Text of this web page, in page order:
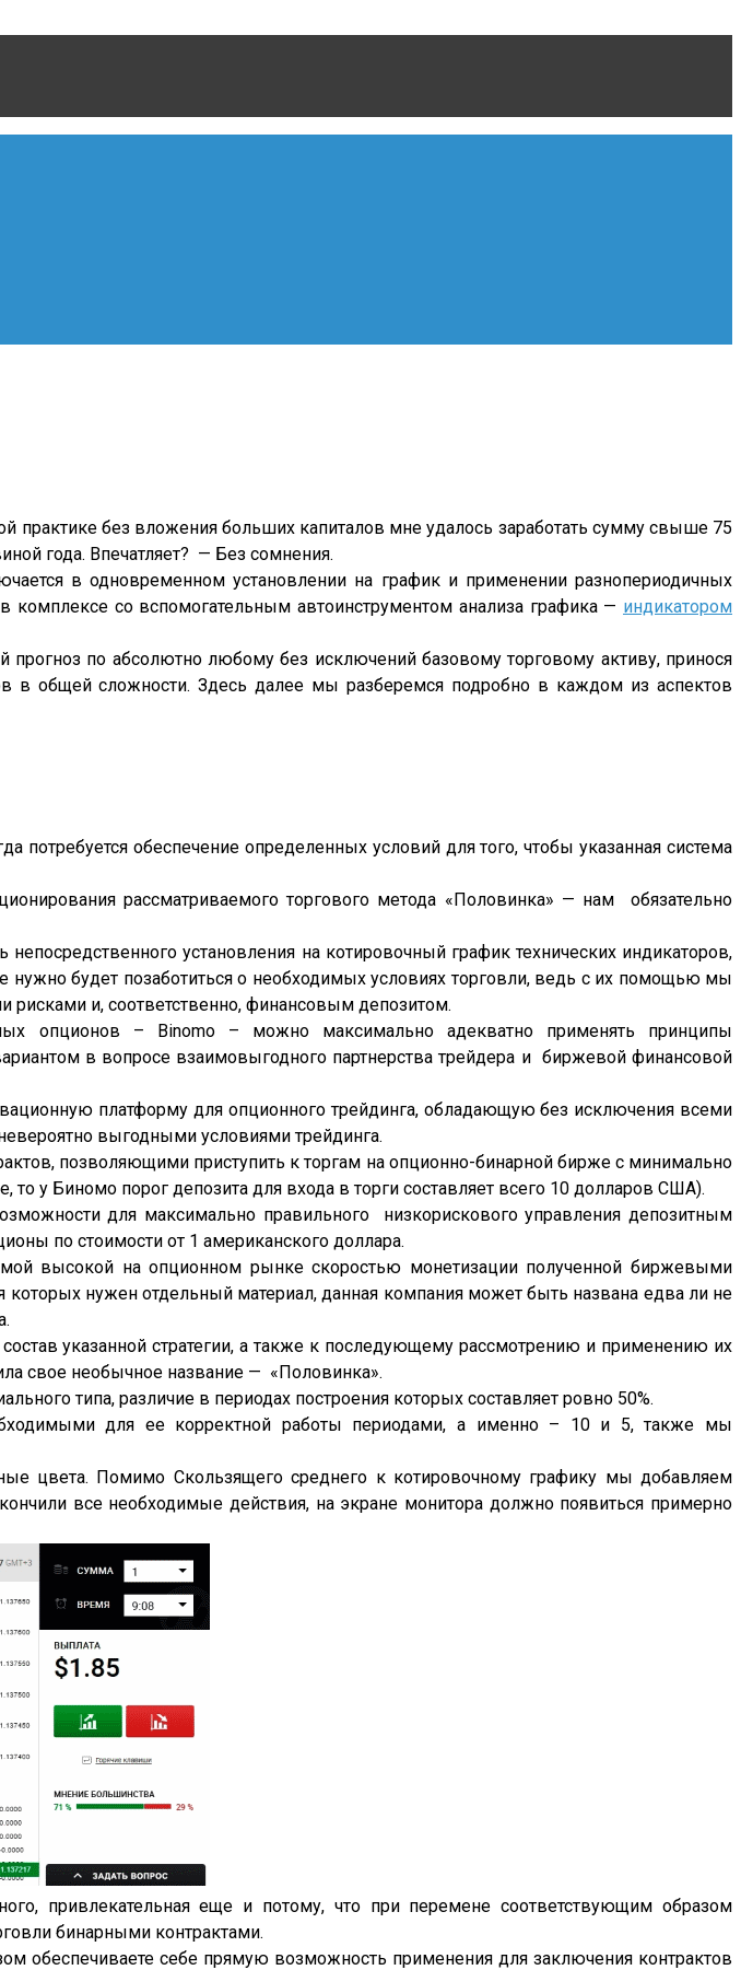
практике без вложения больших капиталов мне удалось заработать сумму свыше 75
года. Впечатляет? — Без сомнения.
в одновременном установлении на график и применении разнопериодичных
комплексе со вспомогательным автоинструментом анализа графика — индикатором
по абсолютно любому без исключений базовому торговому активу, принося
в общей сложности. Здесь далее мы разберемся подробно в каждом из аспектов
обеспечение определенных условий для того, чтобы указанная система
рассматриваемого торгового метода «Половинка» — нам обязательно
установления на котировочный график технических индикаторов,
будет позаботиться о необходимых условиях торговли, ведь с их помощью мы
и, соответственно, финансовым депозитом.
опционов – Binomo – можно максимально адекватно применять принципы
в вопросе взаимовыгодного партнерства трейдера и биржевой финансовой
платформу для опционного трейдинга, обладающую без исключения всеми
выгодными условиями трейдинга.
позволяющими приступить к торгам на опционно-бинарной бирже с минимально
у Биномо порог депозита для входа в торги составляет всего 10 долларов США).
для максимально правильного низкорискового управления депозитным
по стоимости от 1 американского доллара.
высокой на опционном рынке скоростью монетизации полученной биржевыми
нужен отдельный материал, данная компания может быть названа едва ли не
указанной стратегии, а также к последующему рассмотрению и применению их
свое необычное название — «Половинка».
типа, различие в периодах построения которых составляет ровно 50%.
для ее корректной работы периодами, а именно – 10 и 5, также мы
цвета. Помимо Скользящего среднего к котировочному графику мы добавляем
все необходимые действия, на экране монитора должно появиться примерно
привлекательная еще и потому, что при перемене соответствующим образом
бинарными контрактами.
обеспечиваете себе прямую возможность применения для заключения контрактов